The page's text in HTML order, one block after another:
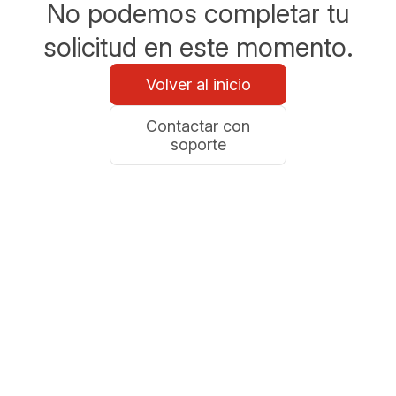
No podemos completar tu
solicitud en este momento.
Volver al inicio
Contactar con
soporte